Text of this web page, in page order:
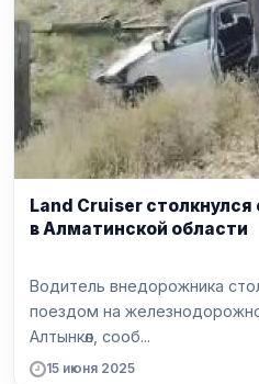
Land Cruiser столкнулся
в Алматинской области
Водитель внедорожника
поездом на
Алтынкөл, сооб...
15 июня 2025